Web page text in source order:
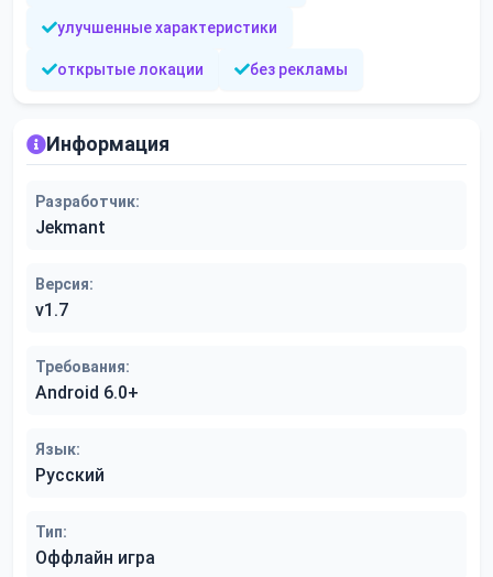
улучшенные характеристики
открытые локации без рекламы
Информация
Разработчик:
Jekmant
Версия:
v1.7
Требования:
Android 6.0+
Язык:
Русский
Тип:
Оффлайн игра